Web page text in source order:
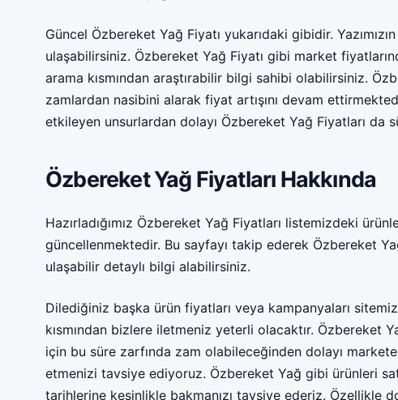
Güncel Özbereket Yağ Fiyatı yukarıdaki gibidir.
ulaşabilirsiniz. Özbereket Yağ Fiyatı gibi market
arama kısmından araştırabilir bilgi sahibi olabilirsiniz.
zamlardan nasibini alarak fiyat artışını devam
etkileyen unsurlardan dolayı Özbereket Yağ Fiyatları da
Özbereket Yağ Fiyatları Hakkında
Hazırladığımız Özbereket Yağ Fiyatları listemizdeki
güncellenmektedir. Bu sayfayı takip ederek Özbereket
ulaşabilir detaylı bilgi alabilirsiniz.
Dilediğiniz başka ürün fiyatları veya kampanyaları
kısmından bizlere iletmeniz yeterli olacaktır. Özbereket
için bu süre zarfında zam olabileceğinden dolayı
etmenizi tavsiye ediyoruz. Özbereket Yağ gibi ürünleri
tarihlerine kesinlikle bakmanızı tavsiye ederiz. Özellikle